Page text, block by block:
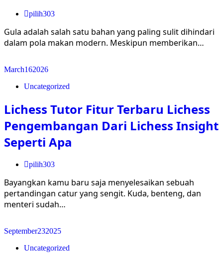
pilih303
Gula adalah salah satu bahan yang paling sulit dihindari
dalam pola makan modern. Meskipun memberikan…
March162026
Uncategorized
Lichess Tutor Fitur Terbaru Lichess
Pengembangan Dari Lichess Insight
Seperti Apa
pilih303
Bayangkan kamu baru saja menyelesaikan sebuah
pertandingan catur yang sengit. Kuda, benteng, dan
menteri sudah…
September232025
Uncategorized